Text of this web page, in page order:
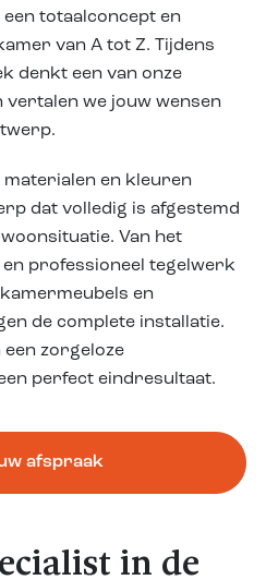
totaalconcept en
van A tot Z. Tijdens
denkt een van onze
vertalen we jouw wensen
materialen en kleuren
dat volledig is afgestemd
Van het
professioneel tegelwerk
en
de complete installatie.
een zorgeloze
perfect eindresultaat.
afspraak
in de